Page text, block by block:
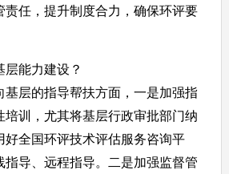
责任，提升制度合力，确保环评要
层能力建设？
基层的指导帮扶方面，一是加强指
培训，尤其将基层行政审批部门纳
好全国环评技术评估服务咨询平
指导、远程指导。二是加强监督管